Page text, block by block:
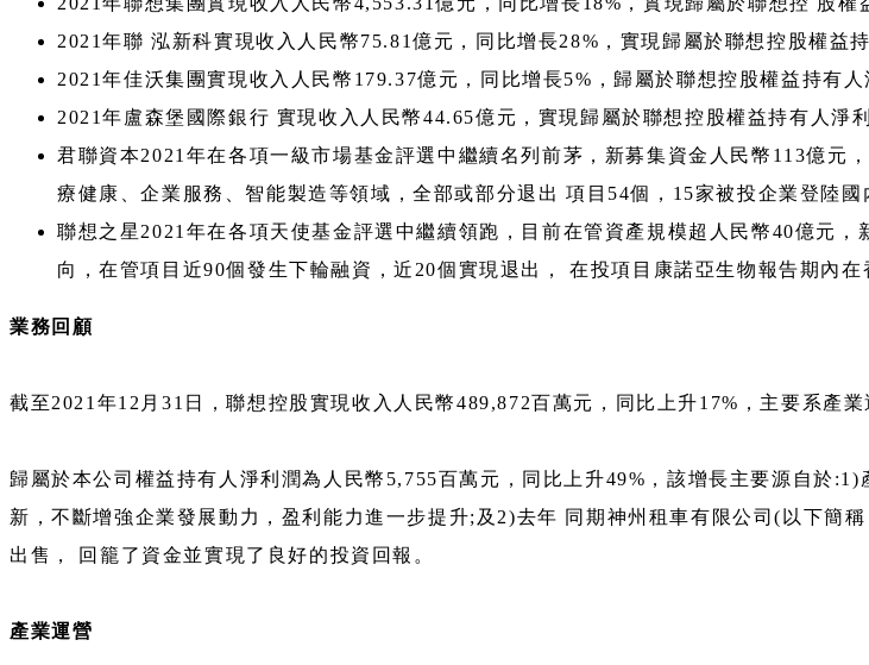
2021年聯 泓新科實現收入人民幣75.81億元，同比增長28%，實現歸屬於聯想控股權益
2021年佳沃集團實現收入人民幣179.37億元，同比增長5%，歸屬於聯想控股權益持有
2021年盧森堡國際銀行 實現收入人民幣44.65億元，實現歸屬於聯想控股權益持有人淨
君聯資本2021年在各項一級市場基金評選中繼續名列前茅，新募集資金人民幣113億
療健康、企業服務、智能製造等領域，全部或部分退出 項目54個，15家被投企業登陸
聯想之星2021年在各項天使基金評選中繼續領跑，目前在管資產規模超人民幣40億元
向，在管項目近90個發生下輪融資，近20個實現退出， 在投項目康諾亞生物報告期內在
業務回顧
截至2021年12月31日，聯想控股實現收入人民幣489,872百萬元，同比上升17%，主要系產
歸屬於本公司權益持有人淨利潤為人民幣5,755百萬元，同比上升49%，該增長主要源自於
新，不斷增強企業發展動力，盈利能力進一步提升;及2)去年 同期神州租車有限公司(以下簡
出售， 回籠了資金並實現了良好的投資回報。
產業運營